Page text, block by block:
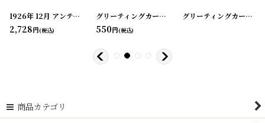
[240325-16 [ 240325-12
1926年 12月 アンティークアドバタイジング カレンダー NATHAN'SInc. [
2,728円(税込)
グリーティングカード・ビンテージカード ピエロ
550円(税込)
グリーティングカード・ビンテージカード ねこ
商品カテゴリ